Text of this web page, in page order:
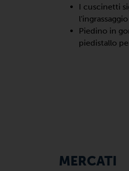
I cuscinetti
l'ingrassaggio
Piedino in
piedistallo
MERCATI